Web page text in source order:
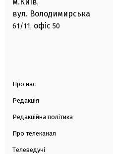
,
вул. Володимирська
61/11, офіс 50
Про нас
Редакція
Редакційна політика
Про телеканал
Телеведучі